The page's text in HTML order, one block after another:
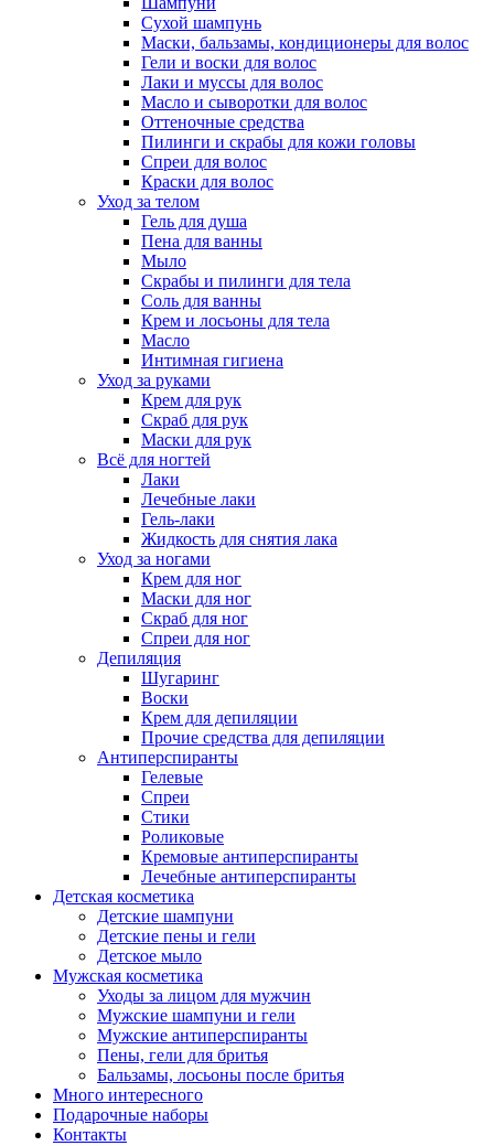
Сухой шампунь
Маски, бальзамы, кондиционеры для волос
Гели и воски для волос
Лаки и муссы для волос
Масло и сыворотки для волос
Оттеночные средства
Пилинги и скрабы для кожи головы
Спреи для волос
Краски для волос
Уход за телом
Гель для душа
Пена для ванны
Мыло
Скрабы и пилинги для тела
Соль для ванны
Крем и лосьоны для тела
Масло
Интимная гигиена
Уход за руками
Крем для рук
Скраб для рук
Маски для рук
Всё для ногтей
Лаки
Лечебные лаки
Гель-лаки
Жидкость для снятия лака
Уход за ногами
Крем для ног
Маски для ног
Скраб для ног
Спреи для ног
Депиляция
Шугаринг
Воски
Крем для депиляции
Прочие средства для депиляции
Антиперспиранты
Гелевые
Спреи
Стики
Роликовые
Кремовые антиперспиранты
Лечебные антиперспиранты
Детская косметика
Детские шампуни
Детские пены и гели
Детское мыло
Мужская косметика
Уходы за лицом для мужчин
Мужские шампуни и гели
Мужские антиперспиранты
Пены, гели для бритья
Бальзамы, лосьоны после бритья
Много интересного
Подарочные наборы
Контакты